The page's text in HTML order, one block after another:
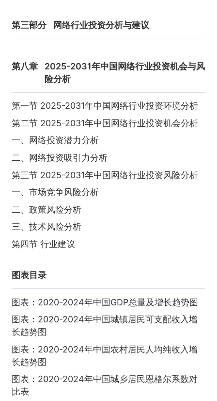
第三部分 网络行业投资分析与建议
第八章
2025-2031年中国网络行业投资机会与风
险分析
第一节 2025-2031年中国网络行业投资环境分析
第二节 2025-2031年中国网络行业投资机会分析
一、网络投资潜力分析
二、网络投资吸引力分析
第三节 2025-2031年中国网络行业投资风险分析
一、市场竞争风险分析
二、政策风险分析
三、技术风险分析
第四节 行业建议
图表目录
图表：2020-2024年中国GDP总量及增长趋势图
图表：2020-2024年中国城镇居民可支配收入增
长趋势图
图表：2020-2024年中国农村居民人均纯收入增
长趋势图
图表：2020-2024年中国城乡居民恩格尔系数对
比表